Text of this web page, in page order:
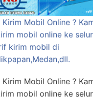
Kirim Mobil Online ?
mobil online ke
kirim mobil di
Kirim Mobil Online ?
mobil online ke